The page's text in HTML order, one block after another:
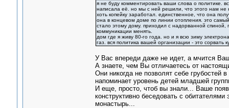
я не буду комментировать ваши слова о политике.
написала её. но мы с ней решили, что этого нам не
хоть копейку заработал. единственное, что она
она в концевом доме по линии отопления. это
стало этому дому. приходил с надорванной
коммуникации менять.
дом где я живу 80-го года. но и я всю зиму
газ. вся политика вашей организации - это
У Вас впереди даже не идет, а мчится
А знаете, чем Вы отличаетесь от
Они никогда не позволят себе
напоминает уровень детей младшей
И еще, просто, чтоб вы знали... Ваше
конструктивно беседовать с
монастырь...